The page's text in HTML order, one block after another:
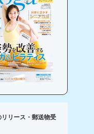
リース・郵送物受